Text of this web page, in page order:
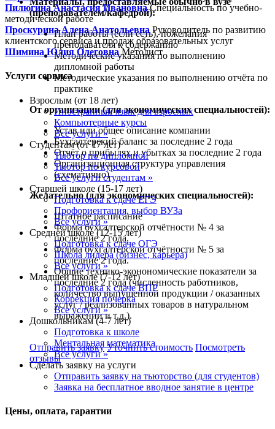
(преподавателем/кафедрой):
План работы (если есть), пожелания
преподавателя к содержанию
Методические указания по выполнению
дипломной работы
Методические указания по выполнению отчёта по
практике
От организации (для экономических специальностей):
Устав или общее описание компании
Бухгалтерский баланс за последние 2 года
Отчёт о прибылях и убытках за последние 2 года
Организационная структура управления
(схематично)
Желательно (для экономических специальностей):
Штатное расписание
Форма бухгалтерской отчётности № 4 за
последние 2 года.
Форма бухгалтерской отчётности № 5 за
последние 2 года.
Общие технико-эконономические показатели за
последние 2 года (численность работников,
количество выпущенной продукции / оказанных
услуг / реализованных товаров в натуральном
выражении и т.д.).
Отправить заявку Уточнить стоимость Посмотреть
отзывы
Пилюгина Анастасия Ивановна Специальность по учебно-
методической работе
Проскурина Алена Анатольевна Руководитель по развитию
клиентского сервиса и продаж образовательных услуг
Шимина Юлия Олеговна Методист
Услуги сервиса
Взрослым (от 18 лет)
Иностранный язык для взрослых
Компьютерные курсы
Все услуги »
Студентам (от 17 лет)
Тьютор по дипломной
Тьютор по курсовой
Все услуги студентам »
Старшей школе (15-17 лет)
Подготовка к сдаче ЕГЭ
Профориентация, выбор ВУЗа
Все услуги »
Средней школе (12-15 лет)
Подготовка к сдаче ОГЭ
Школа лидера (бизнес, карьера)
Все услуги »
Младшей школе (7-12 лет)
Подготовка к сдаче ВПР
Коррекция почерка
Все услуги »
Дошкольникам (4-7 лет)
Подготовка к школе
Ментальная математика
Все услуги »
Сделать заявку на услуги
Отправить заявку на тьюторство (для студентов)
Заявка на бесплатное вводное занятие в центре
Цены, оплата, гарантии